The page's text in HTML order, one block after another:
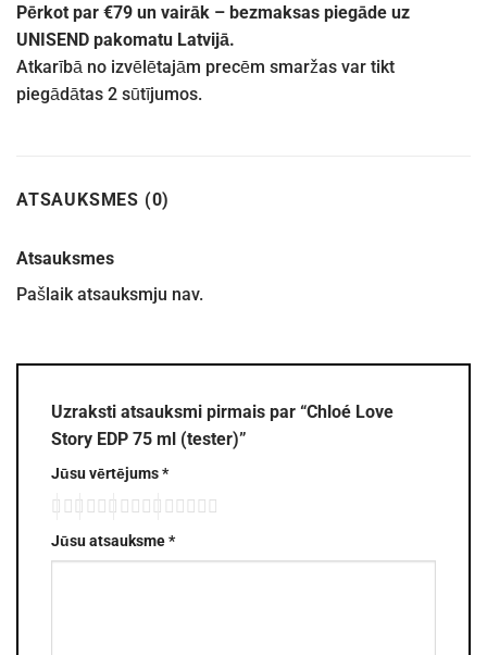
Pērkot par €79 un vairāk – bezmaksas piegāde uz
UNISEND pakomatu Latvijā.
Atkarībā no izvēlētajām precēm smaržas var tikt
piegādātas 2 sūtījumos.
ATSAUKSMES (0)
Atsauksmes
Pašlaik atsauksmju nav.
Uzraksti atsauksmi pirmais par “Chloé Love
Story EDP 75 ml (tester)”
Jūsu vērtējums*
Jūsu atsauksme*